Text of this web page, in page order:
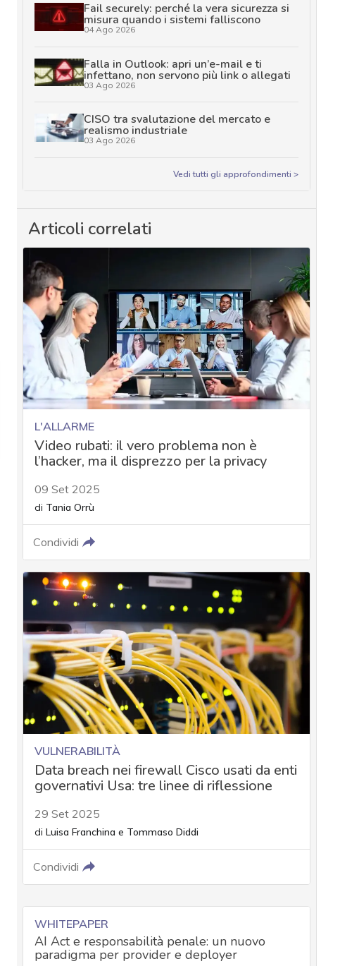
Fail securely: perché la vera sicurezza si
misura quando i sistemi falliscono
04 Ago 2026
Falla in Outlook: apri un’e-mail e ti
infettano, non servono più link o allegati
03 Ago 2026
CISO tra svalutazione del mercato e
realismo industriale
03 Ago 2026
Vedi tutti gli approfondimenti >
Articoli correlati
L'ALLARME
Video rubati: il vero problema non è
l’hacker, ma il disprezzo per la privacy
09 Set 2025
di Tania Orrù
Condividi
VULNERABILITÀ
Data breach nei firewall Cisco usati da enti
governativi Usa: tre linee di riflessione
29 Set 2025
di Luisa Franchina e Tommaso Diddi
Condividi
WHITEPAPER
AI Act e responsabilità penale: un nuovo
paradigma per provider e deployer